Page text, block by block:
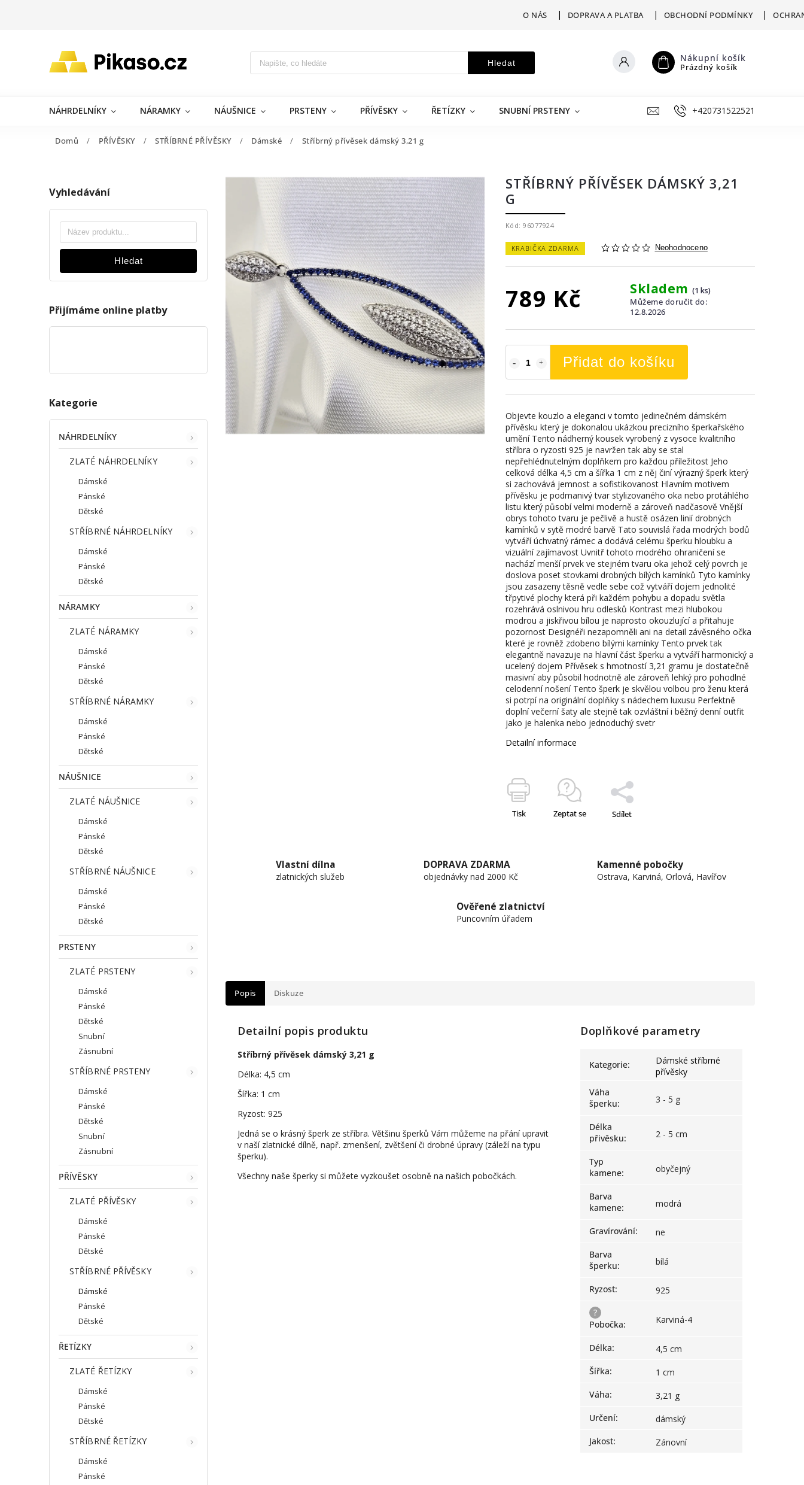
O NÁS DOPRAVA A PLATBA OBCHODNÍ PODMÍNKY
Hledat Nákupní košík
Prázdný košík
NÁHRDELNÍKY NÁRAMKY NÁUŠNICE PRSTENY PŘÍVĚSKY ŘETÍZKY SNUBNÍ PRSTENY ŠPERKY K RYTÍ VÝKUP ZLATNICKÁ
+420731522521
Domů / PŘÍVĚSKY / STŘÍBRNÉ PŘÍVĚSKY / Dámské / Stříbrný přívěsek dámský 3,21 g
Vyhledávání
Hledat
Přijímáme online platby
Kategorie
NÁHRDELNÍKY
ZLATÉ NÁHRDELNÍKY
Dámské
Pánské
Dětské
STŘÍBRNÉ NÁHRDELNÍKY
Dámské
Pánské
Dětské
NÁRAMKY
ZLATÉ NÁRAMKY
Dámské
Pánské
Dětské
STŘÍBRNÉ NÁRAMKY
Dámské
Pánské
Dětské
NÁUŠNICE
ZLATÉ NÁUŠNICE
Dámské
Pánské
Dětské
STŘÍBRNÉ NÁUŠNICE
Dámské
Pánské
Dětské
PRSTENY
ZLATÉ PRSTENY
Dámské
Pánské
Dětské
Snubní
Zásnubní
STŘÍBRNÉ PRSTENY
Dámské
Pánské
Dětské
Snubní
Zásnubní
PŘÍVĚSKY
ZLATÉ PŘÍVĚSKY
Dámské
Pánské
Dětské
STŘÍBRNÉ PŘÍVĚSKY
Dámské
Pánské
Dětské
ŘETÍZKY
ZLATÉ ŘETÍZKY
Dámské
Pánské
Dětské
STŘÍBRNÉ ŘETÍZKY
Dámské
Pánské
STŘÍBRNÝ PŘÍVĚSEK DÁMSKÝ 3,21
G
Kód: 96077924
KRABIČKA ZDARMA Neohodnoceno
789 Kč Skladem(1 ks)
Můžeme doručit do:
12.8.2026
Přidat do košíku
Objevte kouzlo a eleganci v tomto jedinečném dámském
přívěsku který je dokonalou ukázkou precizního šperkařského
umění Tento nádherný kousek vyrobený z vysoce kvalitního
stříbra o ryzosti 925 je navržen tak aby se stal
nepřehlédnutelným doplňkem pro každou příležitost Jeho
celková délka 4,5 cm a šířka 1 cm z něj činí výrazný šperk který
si zachovává jemnost a sofistikovanost Hlavním motivem
přívěsku je podmanivý tvar stylizovaného oka nebo protáhlého
listu který působí velmi moderně a zároveň nadčasově Vnější
obrys tohoto tvaru je pečlivě a hustě osázen linií drobných
kamínků v sytě modré barvě Tato souvislá řada modrých bodů
vytváří úchvatný rámec a dodává celému šperku hloubku a
vizuální zajímavost Uvnitř tohoto modrého ohraničení se
nachází menší prvek ve stejném tvaru oka jehož celý povrch je
doslova poset stovkami drobných bílých kamínků Tyto kamínky
jsou zasazeny těsně vedle sebe což vytváří dojem jednolité
třpytivé plochy která při každém pohybu a dopadu světla
rozehrává oslnivou hru odlesků Kontrast mezi hlubokou
modrou a jiskřivou bílou je naprosto okouzlující a přitahuje
pozornost Designéři nezapomněli ani na detail závěsného očka
které je rovněž zdobeno bílými kamínky Tento prvek tak
elegantně navazuje na hlavní část šperku a vytváří harmonický a
ucelený dojem Přívěsek s hmotností 3,21 gramu je dostatečně
masivní aby působil hodnotně ale zároveň lehký pro pohodlné
celodenní nošení Tento šperk je skvělou volbou pro ženu která
si potrpí na originální doplňky s nádechem luxusu Perfektně
doplní večerní šaty ale stejně tak ozvláštní i běžný denní outfit
jako je halenka nebo jednoduchý svetr
Detailní informace
Tisk Zeptat se Sdílet
Vlastní dílna
zlatnických služeb
DOPRAVA ZDARMA
objednávky nad 2000 Kč
Kamenné pobočky
Ostrava, Karviná, Orlová, Havířov
Ověřené zlatnictví
Puncovním úřadem
Popis Diskuze
Detailní popis produktu
Stříbrný přívěsek dámský 3,21 g
Délka: 4,5 cm
Šířka: 1 cm
Ryzost: 925
Jedná se o krásný šperk ze stříbra. Většinu šperků Vám můžeme na přání upravit
v naší zlatnické dílně, např. zmenšení, zvětšení či drobné úpravy (záleží na typu
šperku).
Všechny naše šperky si můžete vyzkoušet osobně na našich pobočkách.
Doplňkové parametry
Kategorie:
Dámské stříbrné
přívěsky
Váha
šperku: 3 - 5 g
Délka
přivěsku: 2 - 5 cm
Typ
kamene: obyčejný
Barva
kamene: modrá
Gravírování:
ne
Barva
šperku: bílá
Ryzost:
925
?
Pobočka: Karviná-4
Délka:
4,5 cm
Šířka:
1 cm
Váha:
3,21 g
Určení:
dámský
Jakost: Zánovní